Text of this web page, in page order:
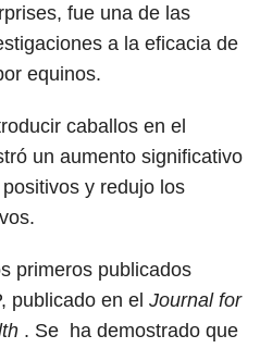
fue una de las
a la eficacia de
equinos.
caballos en el
un aumento significativo
y redujo los
primeros publicados
publicado en el Journal for
. Se ha demostrado que